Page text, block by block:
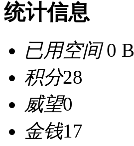
统计信息
已用空间0 B
积分28
威望0
金钱17